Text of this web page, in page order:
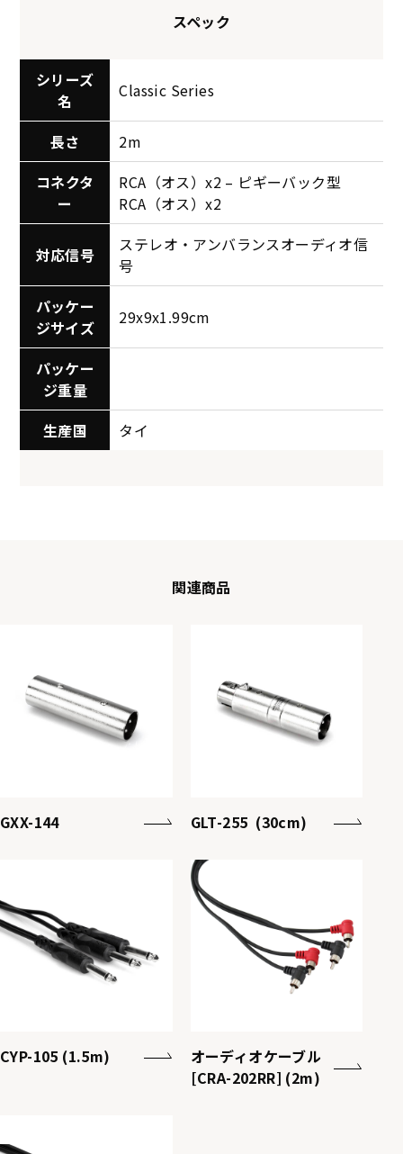
スペック
シリーズ
名
Classic Series
長さ
2m
コネクタ
ー
RCA（オス）x2 – ピギーバック型
RCA（オス）x2
対応信号
ステレオ・アンバランスオーディオ信
号
パッケー
ジサイズ
29x9x1.99cm
パッケー
ジ重量
生産国
タイ
関連商品
GXX-144 GLT-255 (30cm)
CYP-105 (1.5m)
オーディオケーブル
[CRA-202RR] (2m)